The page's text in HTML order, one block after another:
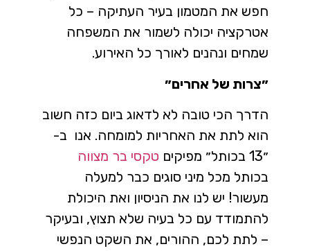
חפש את המטמון בעיר העתיקה – כל
אטרקציה יכולה לשמור את המשפחה
שמחים ונהנים לאורך כל האירוע.
״צרות של אחרים״
הדרך הכי טובה לא לדאוג ביום כזה חשוב
הוא לתת את האחריות למומחה. אנו ב-
״13 בכותל״ מפיקים
טקסי בר מצווה
בכותל מכל מיני סוגים כבר למעלה
מעשור! יש לנו את הניסיון ואת היכולת
להתמודד עם כל בעיה שלא תצוץ, ובעיקר
– לתת לכם, ההורים, את השקט הנפשי